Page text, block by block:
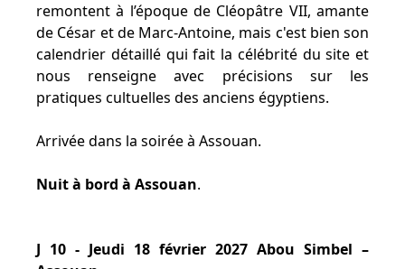
remontent à l’époque de Cléopâtre VII, amante
de César et de Marc-Antoine, mais c'est bien son
calendrier détaillé qui fait la célébrité du site et
nous renseigne avec précisions sur les
pratiques cultuelles des anciens égyptiens.
Arrivée dans la soirée à Assouan.
Nuit à bord à Assouan.
J 10 - Jeudi 18 février 2027 Abou Simbel –